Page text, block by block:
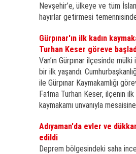
Nevşehir’e, ülkeye ve tüm
hayırlar getirmesi
Gürpınar'ın ilk kadın
Turhan Keser göreve
Van’ın Gürpınar ilçesinde
bir ilk yaşandı.
ile Gürpınar Kaymakamlığı
Fatma Turhan Keser, ilçenin ilk
kaymakamı unvanıyla
Adıyaman'da evler ve
edildi
Deprem bölgesindeki saha